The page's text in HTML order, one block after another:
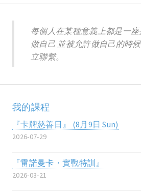
每個人在某種意義上都是一
做自己 並被允許做自己的時
立聯繫。
我的課程
『卡牌慈善日』 (8月9日 Sun)
2026-07-29
『雷諾曼卡・實戰特訓』
2026-03-21